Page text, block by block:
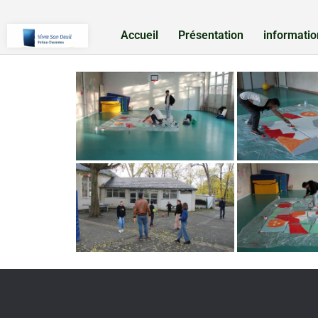
Accueil Présentation